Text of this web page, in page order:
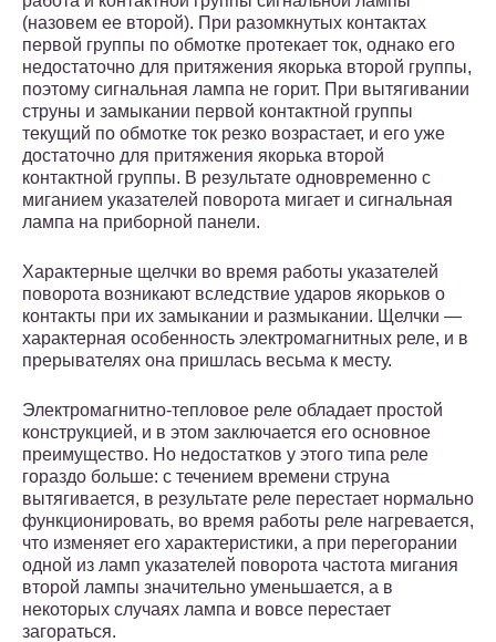
(назовем ее второй). При разомкнутых контактах
первой группы по обмотке протекает ток, однако его
недостаточно для притяжения якорька второй группы,
поэтому сигнальная лампа не горит. При вытягивании
струны и замыкании первой контактной группы
текущий по обмотке ток резко возрастает, и его уже
достаточно для притяжения якорька второй
контактной группы. В результате одновременно с
миганием указателей поворота мигает и сигнальная
лампа на приборной панели.
Характерные щелчки во время работы указателей
поворота возникают вследствие ударов якорьков о
контакты при их замыкании и размыкании. Щелчки —
характерная особенность электромагнитных реле, и в
прерывателях она пришлась весьма к месту.
Электромагнитно-тепловое реле обладает простой
конструкцией, и в этом заключается его основное
преимущество. Но недостатков у этого типа реле
гораздо больше: с течением времени струна
вытягивается, в результате реле перестает нормально
функционировать, во время работы реле нагревается,
что изменяет его характеристики, а при перегорании
одной из ламп указателей поворота частота мигания
второй лампы значительно уменьшается, а в
некоторых случаях лампа и вовсе перестает
загораться.